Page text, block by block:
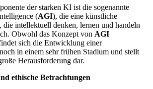
der starken KI ist die sogenannte
(AGI), die eine künstliche
die intellektuell denken, lernen und handeln
Obwohl das Konzept von AGI
sich die Entwicklung einer
noch in einem sehr frühen Stadium und stellt
Herausforderung dar.
ethische Betrachtungen